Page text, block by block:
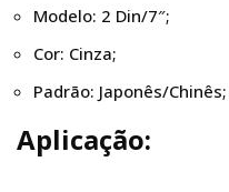
Modelo: 2 Din/7″;
Cor: Cinza;
Padrão: Japonês/Chinês;
Aplicação: